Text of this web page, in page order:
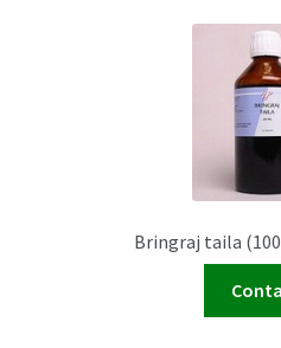
Bringraj taila